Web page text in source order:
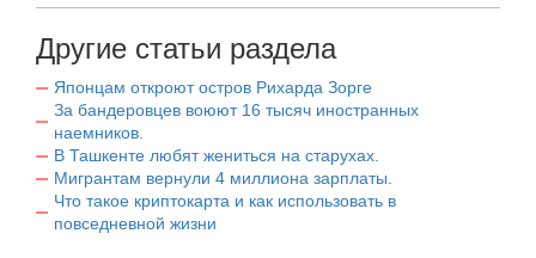
Другие статьи раздела
Японцам откроют остров Рихарда Зорге
За бандеровцев воюют 16 тысяч иностранных
наемников.
В Ташкенте любят жениться на старухах.
Мигрантам вернули 4 миллиона зарплаты.
Что такое криптокарта и как использовать в
повседневной жизни